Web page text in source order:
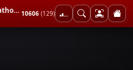
Silesia Ultramarathon, Marathon, Półmaraton 2023 10606 (129)